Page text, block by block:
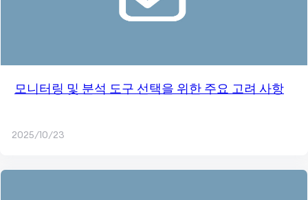
모니터링 및 분석 도구 선택을 위한 주요 고려 사항
2025/10/23